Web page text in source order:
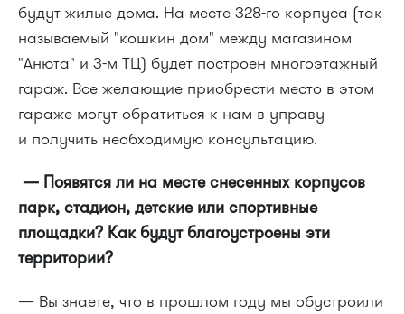
будут жилые дома. На месте 328-го корпуса (так
называемый "кошкин дом" между магазином
"Анюта" и 3-м ТЦ) будет построен многоэтажный
гараж. Все желающие приобрести место в этом
гараже могут обратиться к нам в управу
и получить необходимую консультацию.
— Появятся ли на месте снесенных корпусов
парк, стадион, детские или спортивные
площадки? Как будут благоустроены эти
территории?
— Вы знаете, что в прошлом году мы обустроили